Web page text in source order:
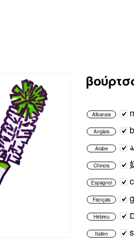
Albanais
Anglais
Arabe
Chinois
Espagnol
Français
Hébreu
Italien